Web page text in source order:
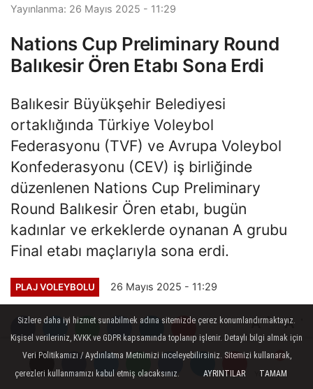
Yorumlar
Yorumlar
Yorumlar
Yayınlanma: 26 Mayıs 2025 - 11:29
Nations Cup Preliminary Round
Balıkesir Ören Etabı Sona Erdi
Balıkesir Büyükşehir Belediyesi
ortaklığında Türkiye Voleybol
Federasyonu (TVF) ve Avrupa Voleybol
Konfederasyonu (CEV) iş birliğinde
düzenlenen Nations Cup Preliminary
Round Balıkesir Ören etabı, bugün
kadınlar ve erkeklerde oynanan A grubu
Final etabı maçlarıyla sona erdi.
PLAJ VOLEYBOLU 26 Mayıs 2025 - 11:29
Yorumlar
Dinle
A
Büyüt
A
Küçült
Sizlere daha iyi hizmet sunabilmek adına sitemizde çerez konumlandırmaktayız.
Kişisel verileriniz, KVKK ve GDPR kapsamında toplanıp işlenir. Detaylı bilgi almak için
Veri Politikamızı / Aydınlatma Metnimizi inceleyebilirsiniz. Sitemizi kullanarak,
çerezleri kullanmamızı kabul etmiş olacaksınız.
AYRINTILAR TAMAM